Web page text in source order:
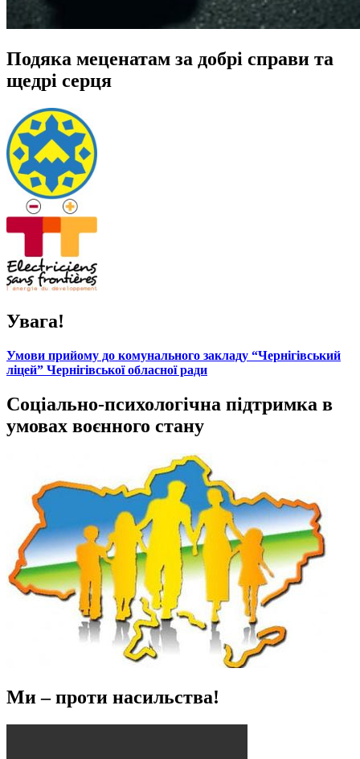
Подяка меценатам за добрі справи та
щедрі серця
Увага!
Умови прийому до комунального закладу “Чернігівський
ліцей” Чернігівської обласної ради
Соціально-психологічна підтримка в
умовах воєнного стану
Ми – проти насильства!